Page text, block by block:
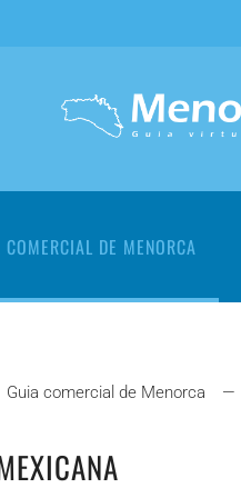
DE MENORCA
Guia comercial de Menorca